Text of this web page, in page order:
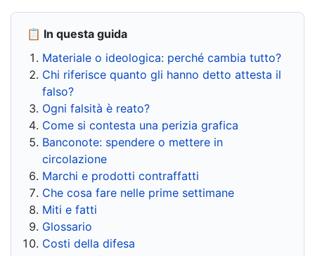
📋 In questa guida
Materiale o ideologica: perché cambia tutto?
Chi riferisce quanto gli hanno detto attesta il
falso?
Ogni falsità è reato?
Come si contesta una perizia grafica
Banconote: spendere o mettere in
circolazione
Marchi e prodotti contraffatti
Che cosa fare nelle prime settimane
Miti e fatti
Glossario
Costi della difesa